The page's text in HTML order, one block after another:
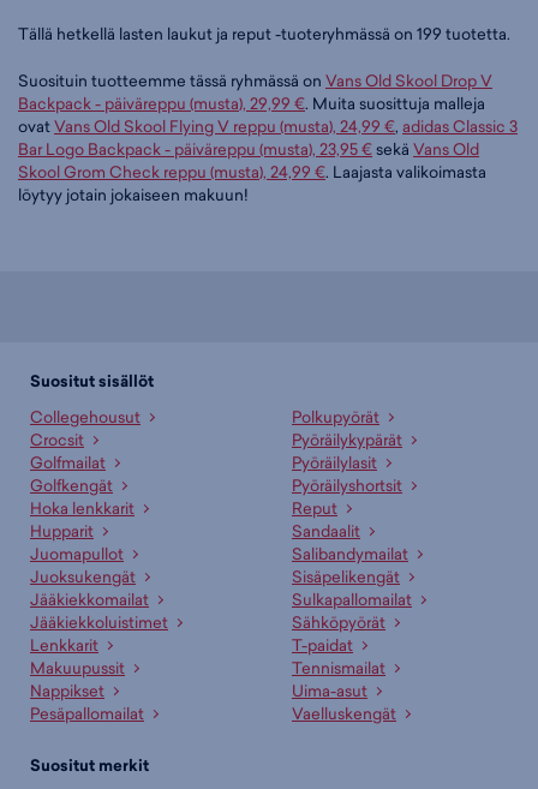
Tällä hetkellä lasten laukut ja reput -tuoteryhmässä on 199 tuotetta.
Suosituin tuotteemme tässä ryhmässä on Vans Old Skool Drop V
Backpack - päiväreppu (musta), 29,99 €. Muita suosittuja malleja
ovatVans Old Skool Flying V reppu (musta), 24,99 €, adidas Classic 3
Bar Logo Backpack - päiväreppu (musta), 23,95 €sekä Vans Old
Skool Grom Check reppu (musta), 24,99 €. Laajasta valikoimasta
löytyy jotain jokaiseen makuun!
Suositut sisällöt
Collegehousut
Crocsit
Golfmailat
Golfkengät
Hoka lenkkarit
Hupparit
Juomapullot
Juoksukengät
Jääkiekkomailat
Jääkiekkoluistimet
Lenkkarit
Makuupussit
Nappikset
Pesäpallomailat
Polkupyörät
Pyöräilykypärät
Pyöräilylasit
Pyöräilyshortsit
Reput
Sandaalit
Salibandymailat
Sisäpelikengät
Sulkapallomailat
Sähköpyörät
T-paidat
Tennismailat
Uima-asut
Vaelluskengät
Suositut merkit